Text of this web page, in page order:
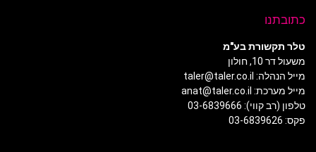
כתובתנו
טלר תקשורת בע"מ
משעול דר 10, חולון
מייל הנהלה: taler@taler.co.il
מייל מערכת: anat@taler.co.il
טלפון (רב קווי): 03-6839666
פקס: 03-6839626